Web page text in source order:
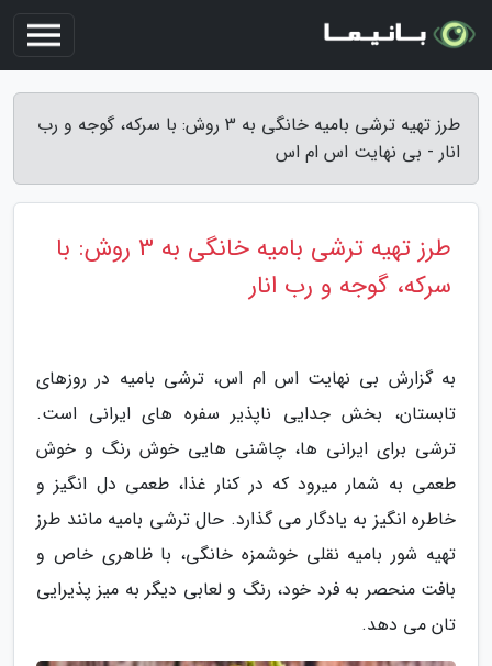
طرز تهیه ترشی بامیه خانگی به 3 روش: با سرکه، گوجه و رب
انار - بی نهایت اس ام اس
طرز تهیه ترشی بامیه خانگی به 3 روش: با
سرکه، گوجه و رب انار
به گزارش بی نهایت اس ام اس، ترشی بامیه در روزهای
تابستان، بخش جدایی ناپذیر سفره های ایرانی است.
ترشی برای ایرانی ها، چاشنی هایی خوش رنگ و خوش
طعمی به شمار میرود که در کنار غذا، طعمی دل انگیز و
خاطره انگیز به یادگار می گذارد. حال ترشی بامیه مانند طرز
تهیه شور بامیه نقلی خوشمزه خانگی، با ظاهری خاص و
بافت منحصر به فرد خود، رنگ و لعابی دیگر به میز پذیرایی
تان می دهد.